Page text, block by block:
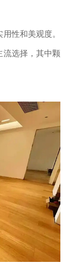
性和美观度。
选择，其中颗